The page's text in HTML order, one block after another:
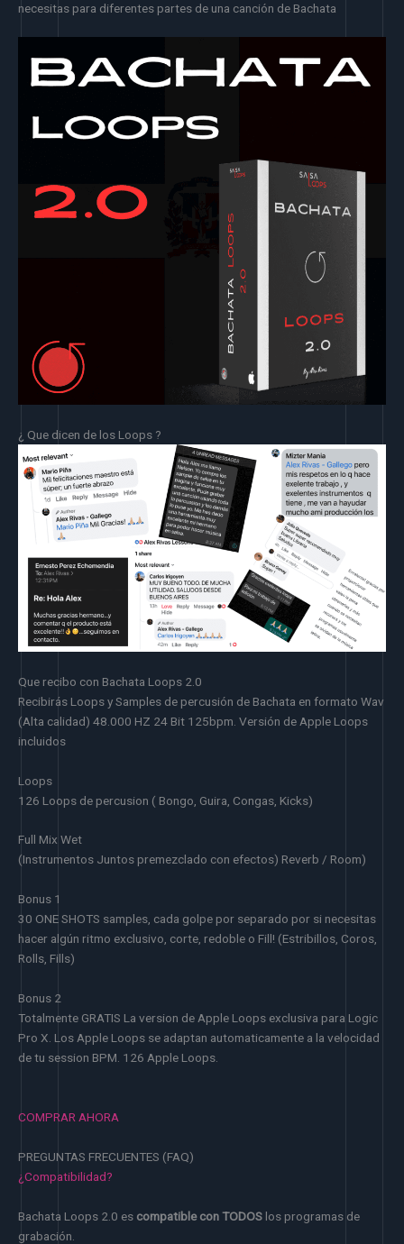
necesitas para diferentes partes de una canción de Bachata
¿ Que dicen de los Loops ?
Que recibo con Bachata Loops 2.0
Recibirás Loops y Samples de percusión de Bachata en formato Wav
(Alta calidad) 48.000 HZ 24 Bit 125bpm. Versión de Apple Loops
incluidos
Loops
126 Loops de percusion ( Bongo, Guira, Congas, Kicks)
Full Mix Wet
(Instrumentos Juntos premezclado con efectos) Reverb / Room)
Bonus 1
30 ONE SHOTS samples, cada golpe por separado por si necesitas
hacer algún ritmo exclusivo, corte, redoble o Fill! (Estribillos, Coros,
Rolls, Fills)
Bonus 2
Totalmente GRATIS La version de Apple Loops exclusiva para Logic
Pro X. Los Apple Loops se adaptan automaticamente a la velocidad
de tu session BPM. 126 Apple Loops.
COMPRAR AHORA
PREGUNTAS FRECUENTES (FAQ)
¿Compatibilidad?
Bachata Loops 2.0 es compatible con TODOS los programas de
grabación.